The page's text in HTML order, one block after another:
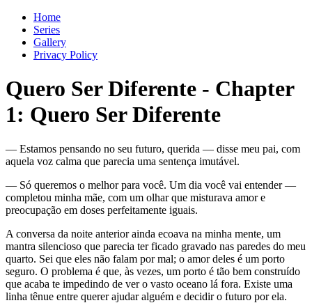
Home
Series
Gallery
Privacy Policy
Quero Ser Diferente - Chapter
1: Quero Ser Diferente
— Estamos pensando no seu futuro, querida — disse meu pai, com
aquela voz calma que parecia uma sentença imutável.
— Só queremos o melhor para você. Um dia você vai entender —
completou minha mãe, com um olhar que misturava amor e
preocupação em doses perfeitamente iguais.
A conversa da noite anterior ainda ecoava na minha mente, um
mantra silencioso que parecia ter ficado gravado nas paredes do meu
quarto. Sei que eles não falam por mal; o amor deles é um porto
seguro. O problema é que, às vezes, um porto é tão bem construído
que acaba te impedindo de ver o vasto oceano lá fora. Existe uma
linha tênue entre querer ajudar alguém e decidir o futuro por ela.